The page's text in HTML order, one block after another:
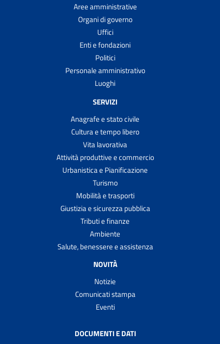
Aree amministrative
Organi di governo
Uffici
Enti e fondazioni
Politici
Personale amministrativo
Luoghi
SERVIZI
Anagrafe e stato civile
Cultura e tempo libero
Vita lavorativa
Attività produttive e commercio
Urbanistica e Pianificazione
Turismo
Mobilità e trasporti
Giustizia e sicurezza pubblica
Tributi e finanze
Ambiente
Salute, benessere e assistenza
NOVITÀ
Notizie
Comunicati stampa
Eventi
DOCUMENTI E DATI